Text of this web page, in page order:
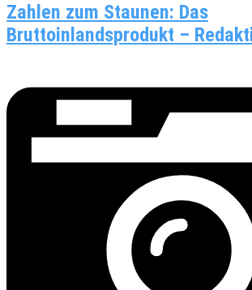
Zahlen zum Staunen: Das
Bruttoinlandsprodukt –